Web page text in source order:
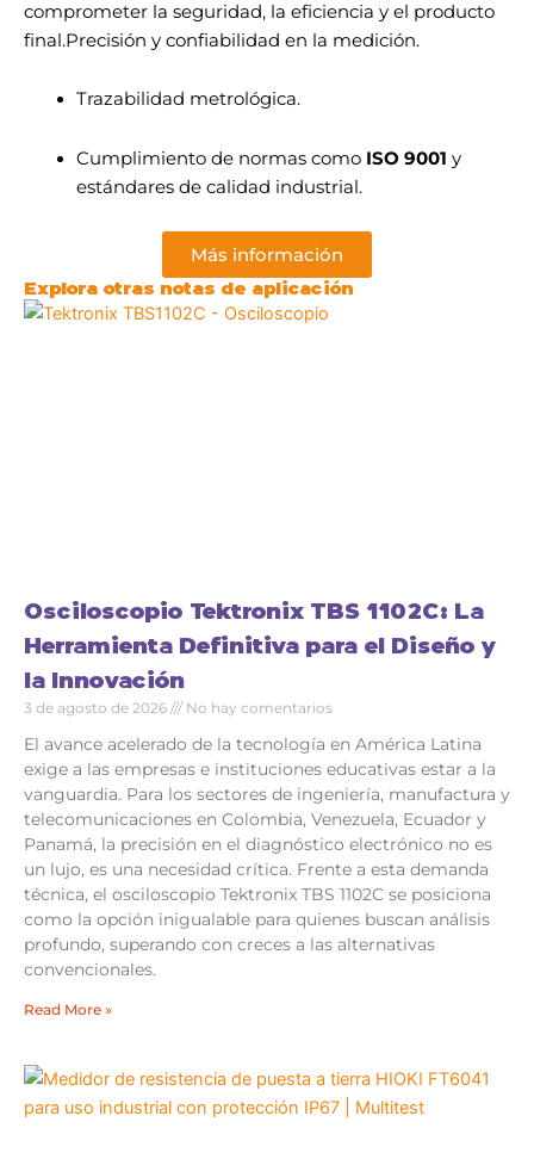
comprometer la seguridad, la eficiencia y el producto
final.Precisión y confiabilidad en la medición.
Trazabilidad metrológica.
Cumplimiento de normas como ISO 9001 y
estándares de calidad industrial.
Más información
Explora otras notas de aplicación
Osciloscopio Tektronix TBS 1102C: La
Herramienta Definitiva para el Diseño y
la Innovación
3 de agosto de 2026 No hay comentarios
El avance acelerado de la tecnología en América Latina
exige a las empresas e instituciones educativas estar a la
vanguardia. Para los sectores de ingeniería, manufactura y
telecomunicaciones en Colombia, Venezuela, Ecuador y
Panamá, la precisión en el diagnóstico electrónico no es
un lujo, es una necesidad crítica. Frente a esta demanda
técnica, el osciloscopio Tektronix TBS 1102C se posiciona
como la opción inigualable para quienes buscan análisis
profundo, superando con creces a las alternativas
convencionales.
Read More »